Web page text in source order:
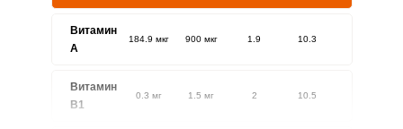
Витамин
A
184.9 мкг 900 мкг 1.9 10.3
Витамин
В1
0.3 мг 1.5 мг 2 10.5